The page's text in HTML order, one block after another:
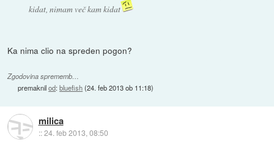
kidat, nimam več kam kidat
Ka nima clio na spreden pogon?
Zgodovina sprememb…
premaknilod:bluefish(24. feb 2013 ob 11:18)
milica
::24. feb 2013, 08:50